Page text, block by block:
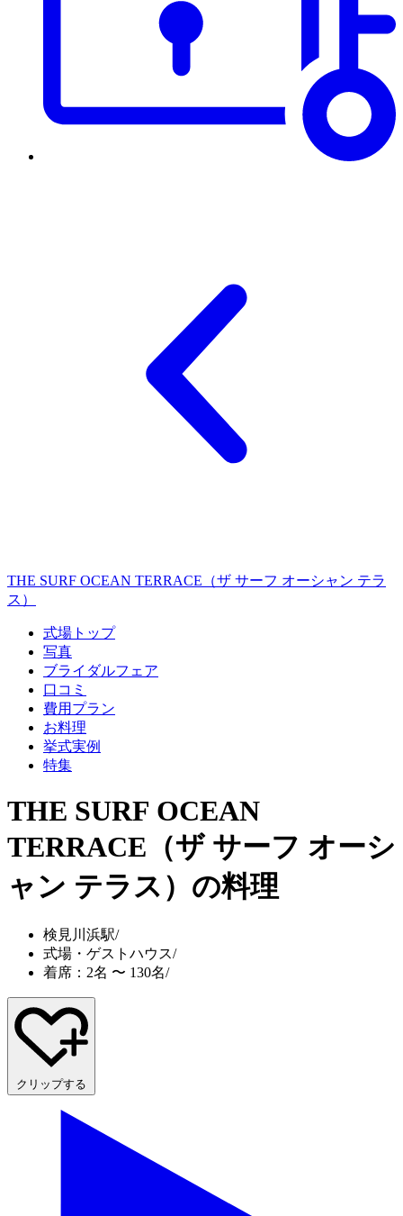
THE SURF OCEAN TERRACE（ザ サーフ オーシャン テラ
ス）
式場トップ
写真
ブライダルフェア
口コミ
費用プラン
お料理
挙式実例
特集
THE SURF OCEAN
TERRACE（ザ サーフ オーシ
ャン テラス） の料理
検見川浜駅/
式場・ゲストハウス/
着席：2名 〜 130名/
クリップする